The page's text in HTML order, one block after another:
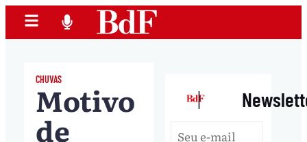
CHUVAS
Motivo
de
|